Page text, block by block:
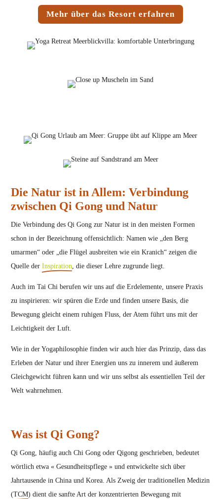
Mehr über das Resort erfahren
Die Natur ist in Allem: Verbindung
zwischen Qi Gong und Natur
Die Verbindung des Qi Gong zur Natur ist in den meisten Formen
schon in der Bezeichnung offensichtlich: Namen wie „den Berg
umarmen“ oder „die Flügel ausbreiten wie ein Kranich“ zeigen die
Quelle derInspiration, die dieser Lehre zugrunde liegt.
Auch im Tai Chi berufen wir uns auf die Erdelemente, unsere Praxis
zu inspirieren: wir spüren die Erde und finden unsere Basis, die
Bewegung gleicht einem ruhigen Fluss, der Atem führt uns mit der
Leichtigkeit der Luft.
Wie in der Yogaphilosophie finden wir auch hier das Prinzip, dass das
Erleben der Natur und ihrer Energien uns zu innerem und äußerem
Gleichgewicht führen kann und wir uns selbst als essentiellen Teil der
Welt wahrnehmen.
Was ist Qi Gong?
Qi Gong, häufig auch Chi Gong oder Qigong geschrieben, bedeutet
wörtlich etwa « Gesundheitspflege » und entwickelte sich über
Jahrtausende in China und Korea. Als Zweig der traditionellen Medizin
(TCM) dient die sanfte Art der konzentrierten Bewegung mit